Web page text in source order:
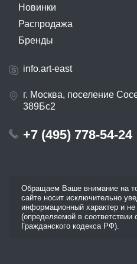
Новинки
Распродажа
Бренды
info.art-east
г. Москва, поселение
389Бс2
+7 (495) 778-54-24
Обращаем Ваше внимание на
сайте носит исключительно
информационный характер и
(определяемой в соответствии
Гражданского кодекса РФ).